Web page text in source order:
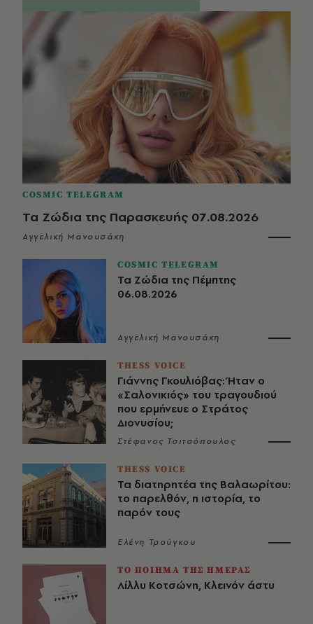
COSMIC TELEGRAM
Τα Ζώδια της Παρασκευής 07.08.2026
Αγγελική Μανουσάκη
COSMIC TELEGRAM
Τα Ζώδια της Πέμπτης
06.08.2026
Αγγελική Μανουσάκη
THESS VOICE
Γιάννης Γκουλιόβας: Ήταν ο
«Σαλονικιός» του τραγουδιού
που ερμήνευε ο Στράτος
Διονυσίου;
Στέφανος Τσιτσόπουλος
THESS VOICE
Τα διατηρητέα της Βαλαωρίτου:
το παρελθόν, η ιστορία, το
παρόν τους
Ελένη Τρούγκου
ΤΟ ΠΟΙΗΜΑ ΤΗΣ ΗΜΕΡΑΣ
Λίλλυ Κοτσώνη, Κλεινόν άστυ